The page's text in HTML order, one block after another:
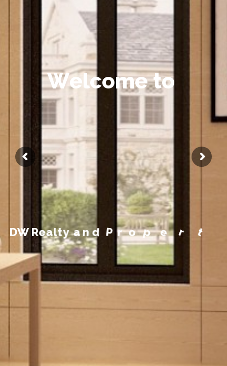
Welcome to
DW Realtyand P o per t y M a n